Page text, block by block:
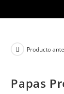
Producto
Papas